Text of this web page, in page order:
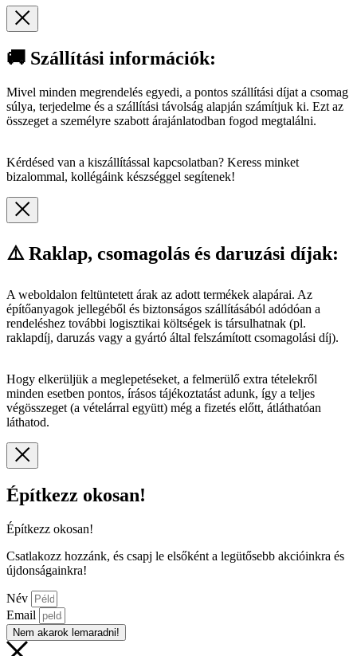
🚚 Szállítási információk:
Mivel minden megrendelés egyedi, a pontos szállítási díjat a csomag
súlya, terjedelme és a szállítási távolság alapján számítjuk ki. Ezt az
összeget a személyre szabott árajánlatodban fogod megtalálni.
Kérdésed van a kiszállítással kapcsolatban? Keress minket
bizalommal, kollégáink készséggel segítenek!
⚠️ Raklap, csomagolás és daruzási díjak:
A weboldalon feltüntetett árak az adott termékek alapárai. Az
építőanyagok jellegéből és biztonságos szállításából adódóan a
rendeléshez további logisztikai költségek is társulhatnak (pl.
raklapdíj, daruzás vagy a gyártó által felszámított csomagolási díj).
Hogy elkerüljük a meglepetéseket, a felmerülő extra tételekről
minden esetben pontos, írásos tájékoztatást adunk, így a teljes
végösszeget (a vételárral együtt) még a fizetés előtt, átláthatóan
láthatod.
Építkezz okosan!
Építkezz okosan!
Csatlakozz hozzánk, és csapj le elsőként a legütősebb akcióinkra és
újdonságainkra!
Név
Email
Nem akarok lemaradni!